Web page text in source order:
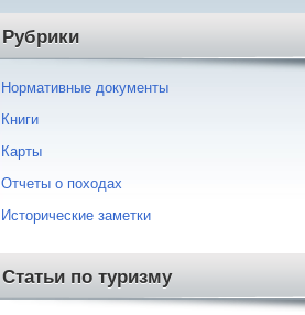
Рубрики
Нормативные документы
Книги
Карты
Отчеты о походах
Исторические заметки
Статьи по туризму